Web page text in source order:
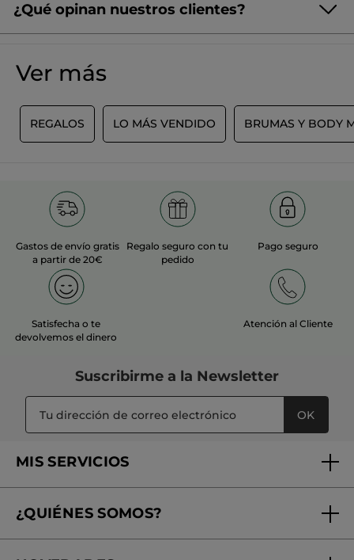
¿Qué opinan nuestros clientes?
No
AÑADIR UNA RESEÑA
Ver más
REGALOS LO MÁS VENDIDO BRUMAS Y BODY
Gastos de envío gratis
a partir de 20€
Regalo seguro con tu
pedido
Pago seguro
Satisfecha o te
devolvemos el dinero
Atención al Cliente
Suscribirme a la Newsletter
OK
MIS SERVICIOS
Tratamientos de Belleza
¿QUIÉNES SOMOS?